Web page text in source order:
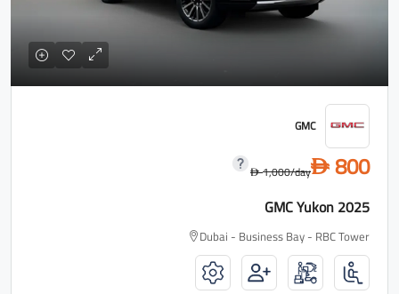
GMC
D 800
D1,000/day
GMC Yukon 2025
Dubai - Business Bay - RBC Tower